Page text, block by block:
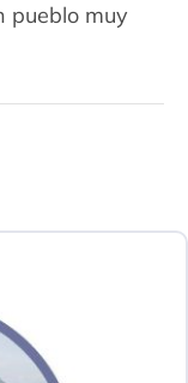
pueblo muy